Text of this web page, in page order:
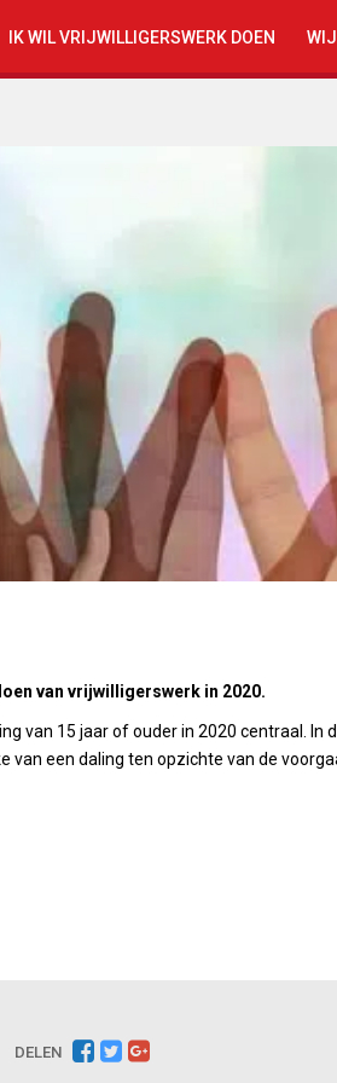
IK WIL VRIJWILLIGERSWERK DOEN
van vrijwilligerswerk in 2020.
van 15 jaar of ouder in 2020 centraal.
een daling ten opzichte van de
DELEN